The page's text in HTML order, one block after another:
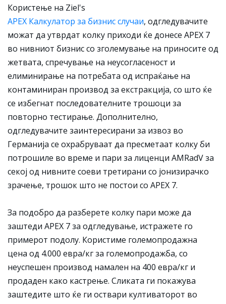
Користење на Ziel's
APEX Калкулатор за бизнис случаи, одгледувачите
можат да утврдат колку приходи ќе донесе APEX 7
во нивниот бизнис со зголемување на приносите од
жетвата, спречување на неусогласеност и
елиминирање на потребата од испраќање на
контаминиран производ за екстракција, со што ќе
се избегнат последователните трошоци за
повторно тестирање. Дополнително,
одгледувачите заинтересирани за извоз во
Германија се охрабруваат да пресметаат колку би
потрошиле во време и пари за лиценци AMRadV за
секој од нивните соеви третирани со јонизирачко
зрачење, трошок што не постои со APEX 7.
За подобро да разберете колку пари може да
заштеди APEX 7 за одгледување, истражете го
примерот подолу. Користиме големопродажна
цена од 4.000 евра/кг за големопродажба, со
неуспешен производ намален на 400 евра/кг и
продаден како кастрење. Сликата ги покажува
заштедите што ќе ги оствари култиваторот во